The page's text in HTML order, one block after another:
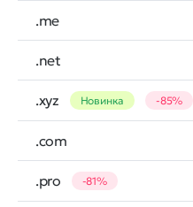
.me
.net
.xyz Новинка -85%
.com
.pro -81%